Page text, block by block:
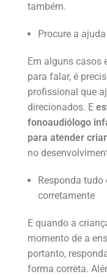
também.
Procure a
Em alguns casos
para falar, é
profissional que
direcionados. E
fonoaudiólogo
para atender
no
Responda
corretamente
E quando a
momento de a
portanto,
forma correta.